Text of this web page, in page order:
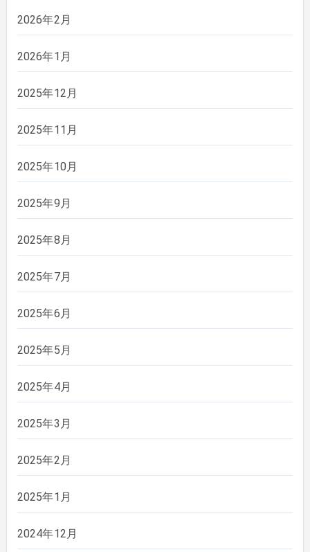
2026年2月
2026年1月
2025年12月
2025年11月
2025年10月
2025年9月
2025年8月
2025年7月
2025年6月
2025年5月
2025年4月
2025年3月
2025年2月
2025年1月
2024年12月